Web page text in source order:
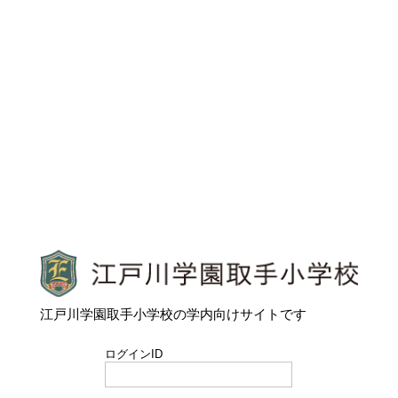
江戸川学園取手小学校
江戸川学園取手小学校の学内向けサイトです
ログインID